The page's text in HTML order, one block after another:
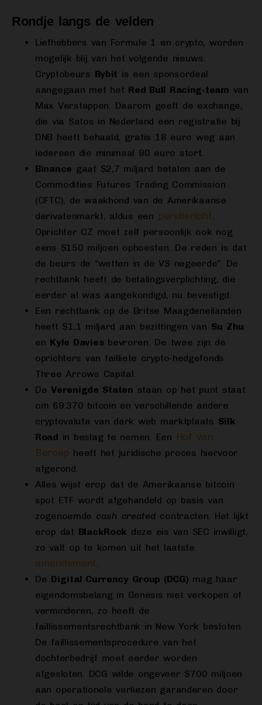
Rondje langs de velden
Liefhebbers van Formule 1 en crypto, worden
mogelijk blij van het volgende nieuws.
Cryptobeurs Bybit is een sponsordeal
aangegaan met het Red Bull Racing-team van
Max Verstappen. Daarom geeft de exchange,
die via Satos in Nederland een registratie bij
DNB heeft behaald, gratis 18 euro weg aan
iedereen die minimaal 90 euro stort.
Binance gaat $2,7 miljard betalen aan de
Commodities Futures Trading Commission
(CFTC), de waakhond van de Amerikaanse
derivatenmarkt, aldus een persbericht.
Oprichter CZ moet zelf persoonlijk ook nog
eens $150 miljoen ophoesten. De reden is dat
de beurs de “wetten in de VS negeerde”. De
rechtbank heeft de betalingsverplichting, die
eerder al was aangekondigd, nu bevestigd.
Een rechtbank op de Britse Maagdeneilanden
heeft $1,1 miljard aan bezittingen van Su Zhu
en Kyle Davies bevroren. De twee zijn de
oprichters van failliete crypto-hedgefonds
Three Arrows Capital.
DeVerenigde Staten staan op het punt staat
om 69.370 bitcoin en verschillende andere
cryptovaluta van dark web marktplaats Silk
Road in beslag te nemen. Een Hof van
Beroep heeft het juridische proces hiervoor
afgerond.
Alles wijst erop dat de Amerikaanse bitcoin
spot ETF wordt afgehandeld op basis van
zogenoemde cash created contracten. Het lijkt
erop dat BlackRock deze eis van SEC inwilligt,
zo valt op te komen uit het laatste
amendement.
De Digital Currency Group (DCG) mag haar
eigendomsbelang in Genesis niet verkopen of
verminderen, zo heeft de
faillissementsrechtbank in New York besloten.
De faillissementsprocedure van het
dochterbedrijf moet eerder worden
afgesloten. DCG wilde ongeveer $700 miljoen
aan operationele verliezen garanderen door